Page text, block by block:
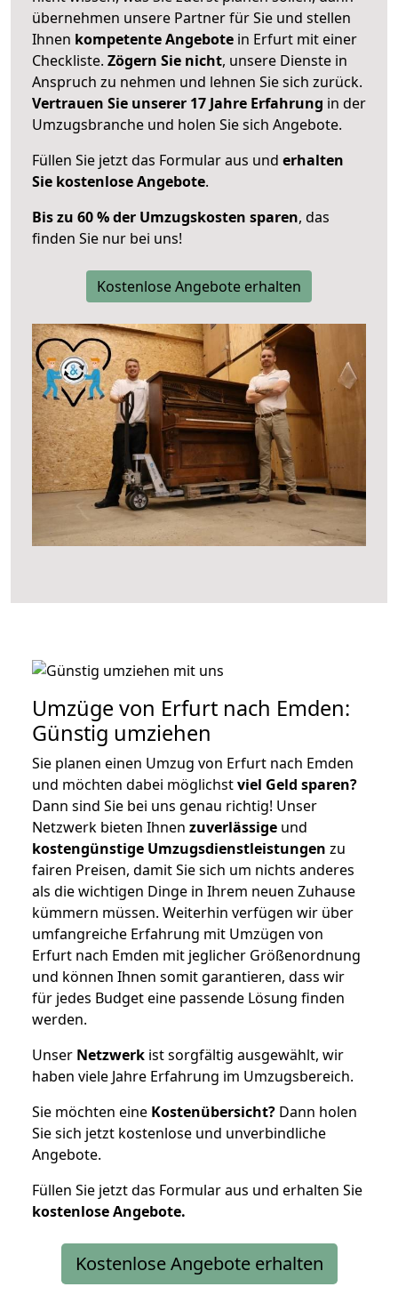
übernehmen unsere Partner für Sie und stellen
Ihnen kompetente Angebote in Erfurt mit einer
Checkliste. Zögern Sie nicht, unsere Dienste in
Anspruch zu nehmen und lehnen Sie sich zurück.
Vertrauen Sie unserer 17 Jahre Erfahrung in der
Umzugsbranche und holen Sie sich Angebote.
Füllen Sie jetzt das Formular aus und erhalten
Sie kostenlose Angebote.
Bis zu 60 % der Umzugskosten sparen, das
finden Sie nur bei uns!
Kostenlose Angebote erhalten
Umzüge von Erfurt nach Emden:
Günstig umziehen
Sie planen einen Umzug von Erfurt nach Emden
und möchten dabei möglichstviel Geld sparen?
Dann sind Sie bei uns genau richtig! Unser
Netzwerk bieten Ihnen zuverlässige und
kostengünstige Umzugsdienstleistungen zu
fairen Preisen, damit Sie sich um nichts anderes
als die wichtigen Dinge in Ihrem neuen Zuhause
kümmern müssen. Weiterhin verfügen wir über
umfangreiche Erfahrung mit Umzügen von
Erfurt nach Emden mit jeglicher Größenordnung
und können Ihnen somit garantieren, dass wir
für jedes Budget eine passende Lösung finden
werden.
Unser Netzwerk ist sorgfältig ausgewählt, wir
haben viele Jahre Erfahrung im Umzugsbereich.
Sie möchten eine Kostenübersicht? Dann holen
Sie sich jetzt kostenlose und unverbindliche
Angebote.
Füllen Sie jetzt das Formular aus und erhalten Sie
kostenloseAngebote.
Kostenlose Angebote erhalten